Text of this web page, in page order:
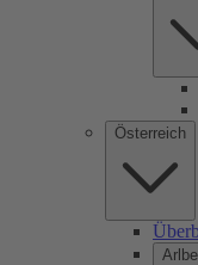
Österreich